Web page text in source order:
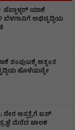
ಹೆಬ್ಬಾಳ್ಕರ್ ಯಾಕೆ
? ಬೆಳಗಾವಿಗೆ ಅಭಿವೃದ್ಧಿಯ
ಸಂಪುಟಕ್ಕೆ ಅತ್ಯಂತ
ಹೊಳೆಯನ್ನೇ
ಆಸ್ಪತ್ರೆಗೆ ಬಸ್‌
ಮೆರೆದ ಚಾಲಕ